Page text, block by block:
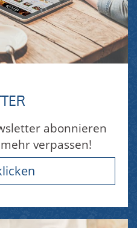
abonnieren
verpassen!